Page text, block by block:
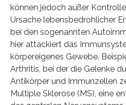
können jedoch außer
Ursache lebensbedrohlicher
bei den sogenannten
hier attackiert das
körpereigenes Gewebe.
Arthritis, bei der die Gelenke
Antikörper und Immunzellen
Multiple Sklerose (MS), eine